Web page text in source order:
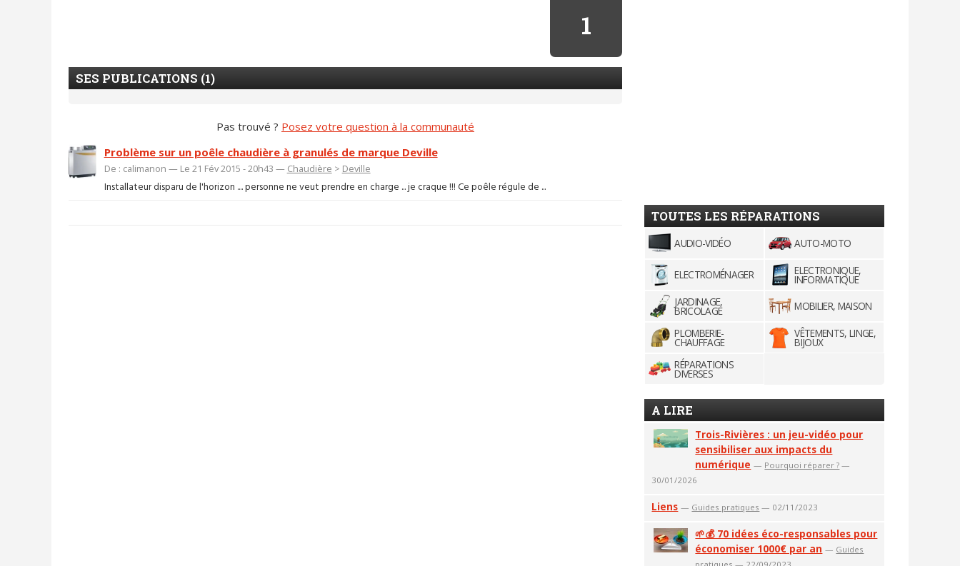
1
SES PUBLICATIONS (1)
Pas trouvé ? Posez votre question à la communauté
Problème sur un poêle chaudière à granulés de marque Deville
De : calimanon — Le 21 Fév 2015 - 20h43 — Chaudière > Deville
Installateur disparu de l'horizon .... personne ne veut prendre en charge ... je craque !!! Ce poêle régule de ...
TOUTES LES RÉPARATIONS
AUDIO-VIDÉO AUTO-MOTO
ELECTROMÉNAGER ELECTRONIQUE,
INFORMATIQUE
JARDINAGE,
BRICOLAGE
MOBILIER, MAISON
PLOMBERIE-
CHAUFFAGE
VÊTEMENTS, LINGE,
BIJOUX
RÉPARATIONS
DIVERSES
A LIRE
Trois-Rivières : un jeu-vidéo pour
sensibiliser aux impacts du
numérique — Pourquoi réparer ? —
30/01/2026
Liens — Guides pratiques — 02/11/2023
🌱💰 70 idées éco-responsables pour
économiser 1000€ par an — Guides